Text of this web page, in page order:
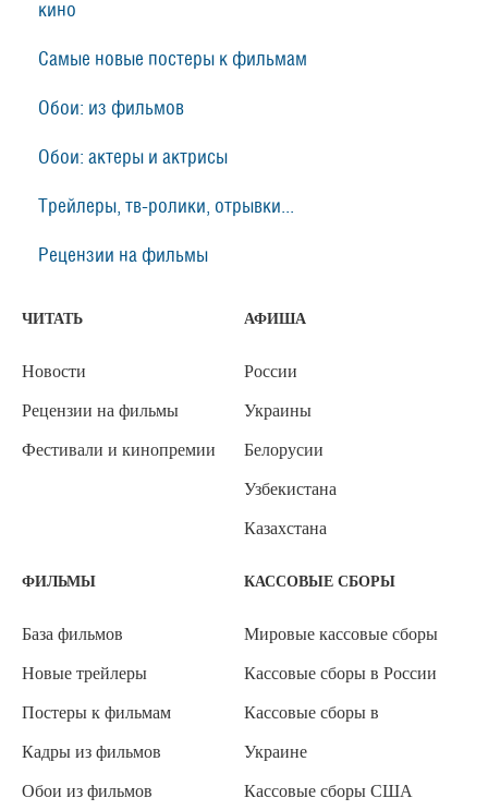
кино
Самые новые постеры к фильмам
Обои: из фильмов
Обои: актеры и актрисы
Трейлеры, тв-ролики, отрывки...
Рецензии на фильмы
ЧИТАТЬ
Новости
Рецензии на фильмы
Фестивали и кинопремии
АФИША
России
Украины
Белорусии
Узбекистана
Казахстана
ФИЛЬМЫ
База фильмов
Новые трейлеры
Постеры к фильмам
Кадры из фильмов
Обои из фильмов
КАССОВЫЕ СБОРЫ
Мировые кассовые сборы
Кассовые сборы в России
Кассовые сборы в
Украине
Кассовые сборы США